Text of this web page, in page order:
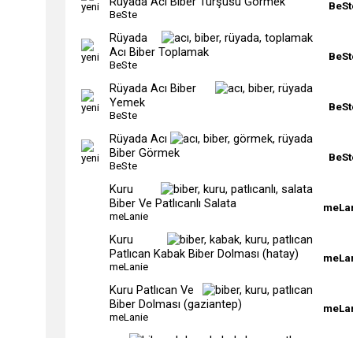
BeSte
Rüyada
Acı Biber Toplamak
BeSte
Rüyada Acı Biber
Yemek
BeSte
Rüyada Acı
Biber Görmek
BeSte
Kuru
Biber Ve Patlıcanlı Salata
meLanie
Kuru
Patlıcan Kabak Biber Dolması (hatay)
meLanie
Kuru Patlıcan Ve
Biber Dolması (gaziantep)
meLanie